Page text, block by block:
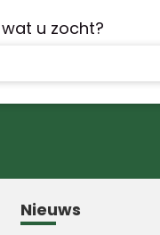
u zocht?
Nieuws